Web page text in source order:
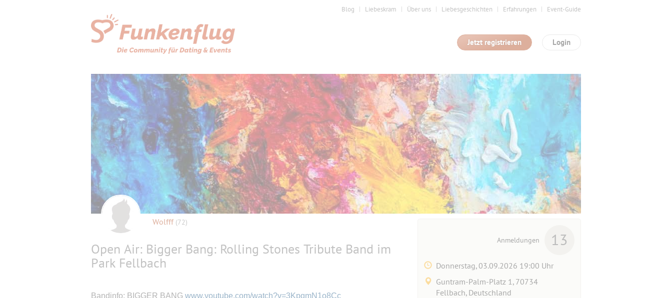
Blog Liebeskram Über uns Liebesgeschichten Erfahrungen Event-Guide
Login
Jetzt registrieren
Wolfff (72)
Open Air: Bigger Bang: Rolling Stones Tribute Band im
Park Fellbach
Bandinfo: BIGGER BANG www.youtube.com/watch?v=3KpqmN1o8Cc
Anmeldungen 13
Donnerstag, 03.09.2026 19:00 Uhr
Guntram-Palm-Platz 1, 70734
Fellbach, Deutschland